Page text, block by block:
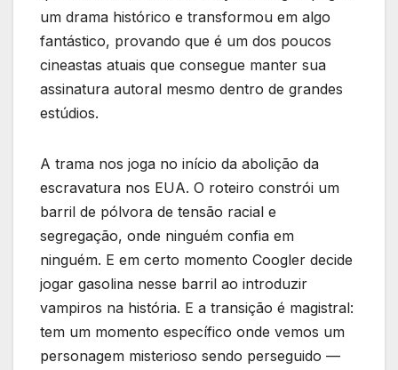
um drama histórico e transformou em algo
fantástico, provando que é um dos poucos
cineastas atuais que consegue manter sua
assinatura autoral mesmo dentro de grandes
estúdios.
A trama nos joga no início da abolição da
escravatura nos EUA. O roteiro constrói um
barril de pólvora de tensão racial e
segregação, onde ninguém confia em
ninguém. E em certo momento Coogler decide
jogar gasolina nesse barril ao introduzir
vampiros na história. E a transição é magistral:
tem um momento específico onde vemos um
personagem misterioso sendo perseguido —